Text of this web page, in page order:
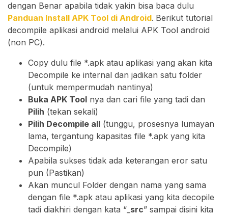
dengan Benar apabila tidak yakin bisa baca dulu
Panduan Install APK Tool di Android. Berikut tutorial
decompile aplikasi android melalui APK Tool android
(non PC).
Copy dulu file *.apk atau aplikasi yang akan kita
Decompile ke internal dan jadikan satu folder
(untuk mempermudah nantinya)
Buka APK Tool nya dan cari file yang tadi dan
Pilih (tekan sekali)
Pilih Decompile all (tunggu, prosesnya lumayan
lama, tergantung kapasitas file *.apk yang kita
Decompile)
Apabila sukses tidak ada keterangan eror satu
pun (Pastikan)
Akan muncul Folder dengan nama yang sama
dengan file *.apk atau aplikasi yang kita decopile
tadi diakhiri dengan kata “_ src” sampai disini kita